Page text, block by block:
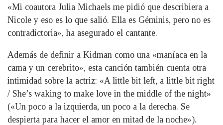
«Mi coautora Julia Michaels me pidió que describiera a
Nicole y eso es lo que salió. Ella es Géminis, pero no es
contradictoria», ha asegurado el cantante.
Además de definir a Kidman como una «maníaca en la
cama y un cerebrito», esta canción también cuenta otra
intimidad sobre la actriz: «A little bit left, a little bit right
/ She’s waking to make love in the middle of the night»
(«Un poco a la izquierda, un poco a la derecha. Se
despierta para hacer el amor en mitad de la noche»).